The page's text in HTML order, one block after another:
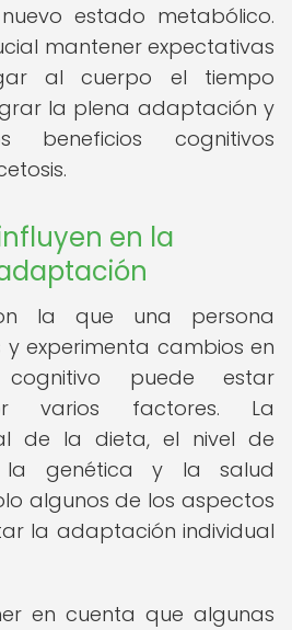
estado metabólico.
mantener expectativas
al cuerpo el tiempo
la plena adaptación y
beneficios cognitivos
en la
la que una persona
experimenta cambios en
puede estar
varios factores. La
de la dieta, el nivel de
la genética y la salud
algunos de los aspectos
la adaptación individual
en cuenta que algunas